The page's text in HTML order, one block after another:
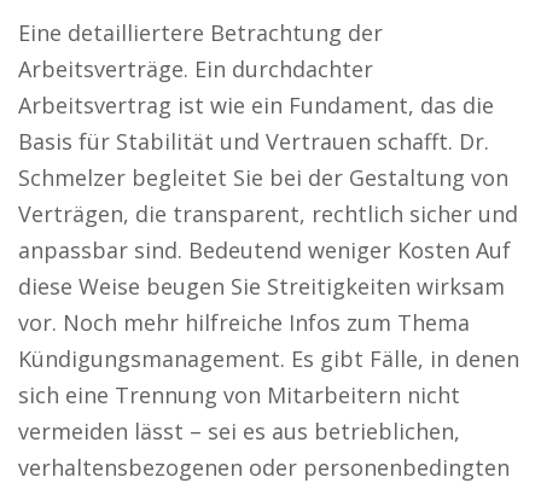
Eine detailliertere Betrachtung der
Arbeitsverträge. Ein durchdachter
Arbeitsvertrag ist wie ein Fundament, das die
Basis für Stabilität und Vertrauen schafft. Dr.
Schmelzer begleitet Sie bei der Gestaltung von
Verträgen, die transparent, rechtlich sicher und
anpassbar sind. Bedeutend weniger Kosten Auf
diese Weise beugen Sie Streitigkeiten wirksam
vor. Noch mehr hilfreiche Infos zum Thema
Kündigungsmanagement. Es gibt Fälle, in denen
sich eine Trennung von Mitarbeitern nicht
vermeiden lässt – sei es aus betrieblichen,
verhaltensbezogenen oder personenbedingten